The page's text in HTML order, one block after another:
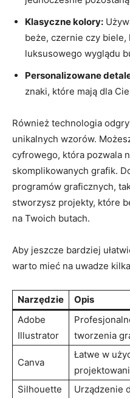
Klasyczne kolory:
beże, czernie czy
luksusowego wyglądu
Personalizowane
znaki, które mają dla
Również technologia
unikalnych wzorów.
cyfrowego, która pozwala
skomplikowanych grafik.
programów graficznych,
stworzysz projekty, które
na Twoich butach.
Aby jeszcze bardziej
warto mieć na uwadze
Narzędzie
Opis
Adobe
Illustrator
tworzenia
Canva
Łatwe w
Silhouette
Urządzenie